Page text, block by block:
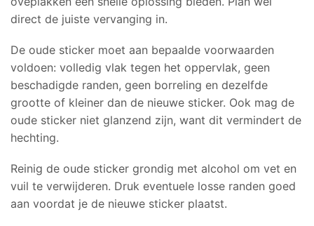
direct de juiste vervanging in.
De oude sticker moet aan bepaalde voorwaarden
voldoen: volledig vlak tegen het oppervlak, geen
beschadigde randen, geen borreling en dezelfde
grootte of kleiner dan de nieuwe sticker. Ook mag de
oude sticker niet glanzend zijn, want dit vermindert de
hechting.
Reinig de oude sticker grondig met alcohol om vet en
vuil te verwijderen. Druk eventuele losse randen goed
aan voordat je de nieuwe sticker plaatst.